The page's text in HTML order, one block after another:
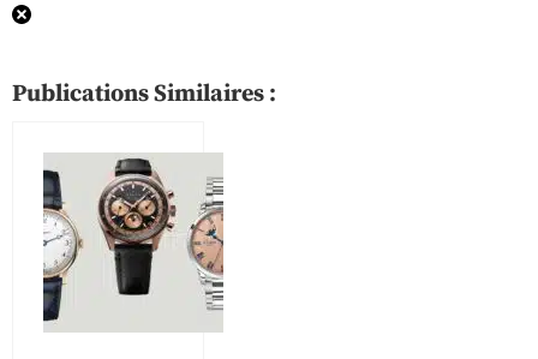
Publications Similaires :